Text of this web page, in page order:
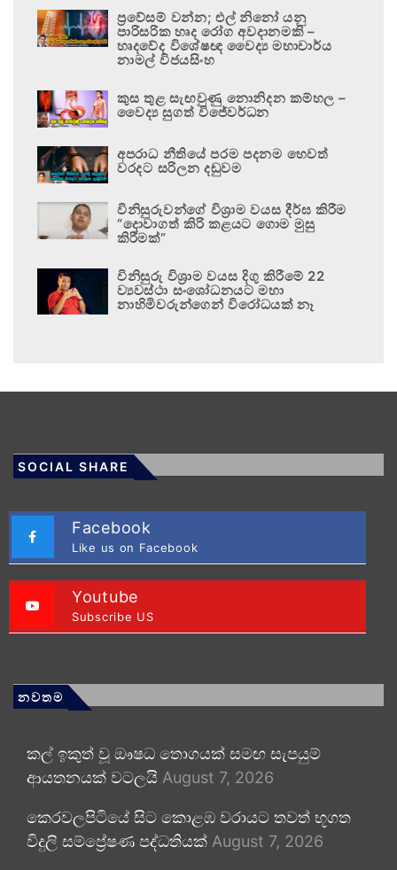
ප්‍රවේසම් වන්න; එල් නිනෝ යනු
පාරිසරික හෘද රෝග අවදානමකි –
හෘදවේද විශේෂඥ වෛද්‍ය මහාචාර්ය
නාමල් විජයසිංහ
කුස තුළ සැඟවුණු නොනිදන කම්හල –
වෛද්‍ය සුගත් විජේවර්ධන
අපරාධ නීතියේ පරම පදනම හෙවත්
වරදට සරිලන දඬුවම
විනිසුරුවන්ගේ විශ්‍රාම වයස දීර්ඝ කිරීම
“දොවාගත් කිරි කළයට ගොම මුසු
කිරීමක්”
විනිසුරු විශ්‍රාම වයස දිගු කිරීමේ 22
ව්‍යවස්ථා සංශෝධනයට මහා
නාහිමිවරුන්ගෙන් විරෝධයක් නෑ
SOCIAL SHARE
Facebook
Like us on Facebook
Youtube
Subscribe US
නවතම
කල් ඉකුත් වූ ඖෂධ තොගයක් සමඟ සැපයුම්
ආයතනයක් වටලයි August 7, 2026
කෙරවලපිටියේ සිට කොළඹ වරායට තවත් භූගත
විදුලි සම්ප්‍රේෂණ පද්ධතියක් August 7, 2026